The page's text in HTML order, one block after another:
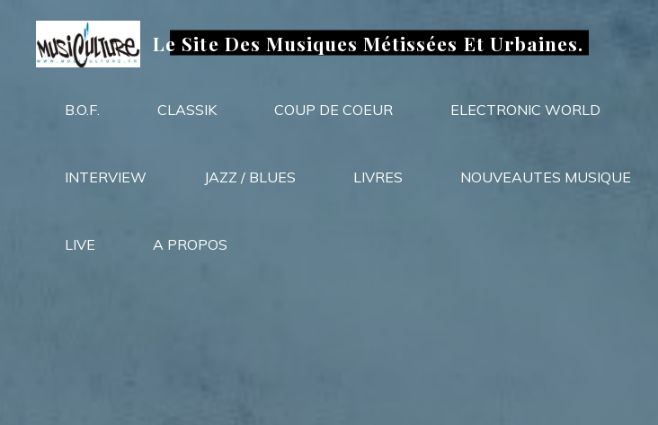
contenu
Le Site Des Musiques Métissées Et Urbaines.
B.O.F. CLASSIK COUP DE COEUR ELECTRONIC WORLD
INTERVIEW JAZZ / BLUES LIVRES NOUVEAUTES MUSIQUE
LIVE A PROPOS